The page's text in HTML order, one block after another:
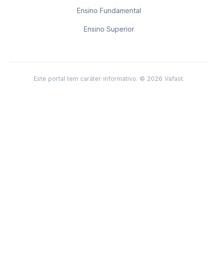
Ensino Fundamental
Ensino Superior
Este portal tem caráter informativo. © 2026 Vafast.